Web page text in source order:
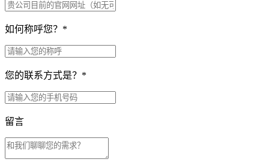
如何称呼您？ *
您的联系方式是？ *
留言